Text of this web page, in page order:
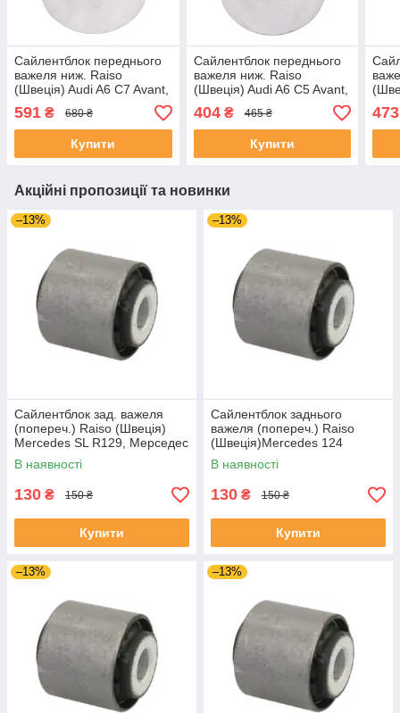
Сайлентблок переднього
важеля ниж. Raiso
(Швеція) Audi A6 C7 Avant,
Ауді А6 Ц7 11- #RL-
4H0183V UANMPHV4
591 ₴ 680 ₴
Купити
Сайлентблок переднього
важеля ниж. Raiso
(Швеція) Audi A6 C5 Avant,
Ауді А6 Ц5 97- #RL-
4D0183A UAKJSXM4
404₴ 465 ₴
Купити
А6
473
Акційні пропозиції та новинки
–13%
Сайлентблок зад. важеля
(попереч.) Raiso (Швеція)
Mercedes SL R129, Мерседес
СЛ Р129 #RL-124465M
UARBHDS4
В наявності
130 ₴ 150 ₴
Купити
–13%
Сайлентблок заднього
важеля (попереч.) Raiso
(Швеція)Mercedes 124
A124,Мерседес 124 А124
#RL-124465M UAMRCIH4
В наявності
130 ₴ 150 ₴
Купити
–13% –13%